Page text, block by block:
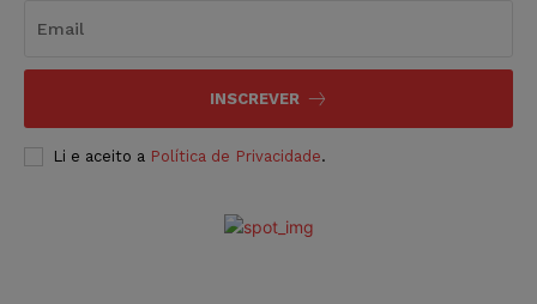
INSCREVER
Li e aceito a Política de Privacidade.